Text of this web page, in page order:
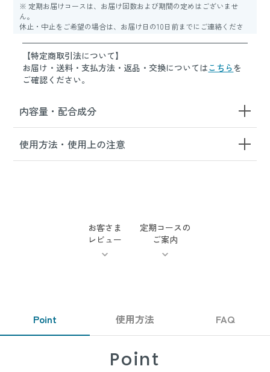
※ 定期お届けコースは、お届け回数および期間の定めはございませ
ん。
休止・中止をご希望の場合は、お届け日の10日前までにご連絡くださ
【特定商取引法について】
お届け・送料・支払方法・返品・交換についてはこちらを
ご確認ください。
内容量・配合成分
使用方法・使用上の注意
お客さま
レビュー
定期コースの
ご案内
Point 使用方法 FAQ
Point